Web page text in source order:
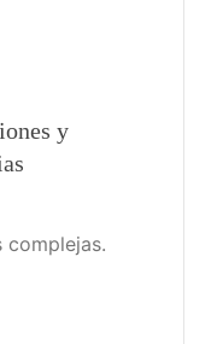
y
complejas.